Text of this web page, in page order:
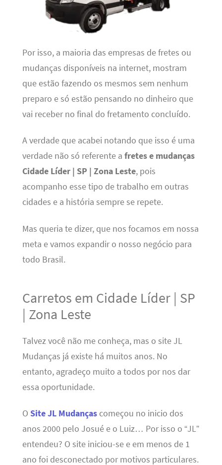
Por isso, a maioria das empresas de fretes ou
mudanças disponíveis na internet, mostram
que estão fazendo os mesmos sem nenhum
preparo e só estão pensando no dinheiro que
vai receber no final do fretamento concluído.
A verdade que acabei notando que isso é uma
verdade não só referente a fretes e mudanças
Cidade Líder | SP | Zona Leste, pois
acompanho esse tipo de trabalho em outras
cidades e a história sempre se repete.
Mas queria te dizer, que nos focamos em nossa
meta e vamos expandir o nosso negócio para
todo Brasil.
Carretos em Cidade Líder | SP
| Zona Leste
Talvez você não me conheça, mas o site JL
Mudanças já existe há muitos anos. No
entanto, agradeço muito a todos por nos dar
essa oportunidade.
O Site JL Mudançascomeçou no inicio dos
anos 2000 pelo Josué e o Luiz… Por isso o “JL”
entendeu? O site iniciou-se e em menos de 1
ano foi desconectado por motivos particulares.